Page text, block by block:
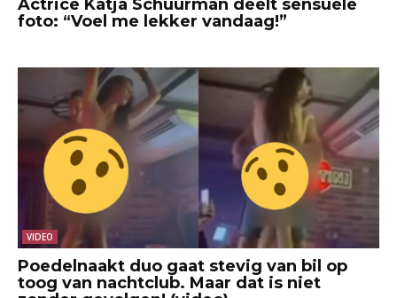
Actrice Katja Schuurman deelt sensuele
foto: “Voel me lekker vandaag!”
VIDEO
Poedelnaakt duo gaat stevig van bil op
toog van nachtclub. Maar dat is niet